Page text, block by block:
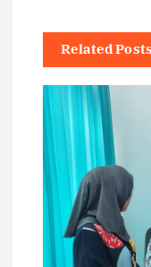
v
g
a
Related Posts